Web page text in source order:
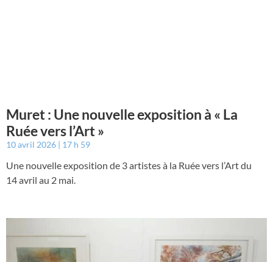
Muret : Une nouvelle exposition à « La
Ruée vers l’Art »
10 avril 2026 17 h 59
Une nouvelle exposition de 3 artistes à la Ruée vers l’Art du
14 avril au 2 mai.